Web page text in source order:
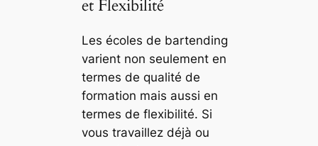
et Flexibilité
Les écoles de bartending
varient non seulement en
termes de qualité de
formation mais aussi en
termes de flexibilité. Si
vous travaillez déjà ou